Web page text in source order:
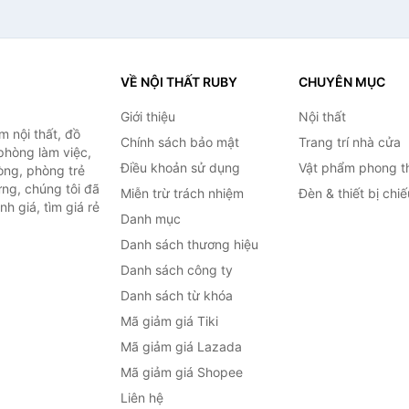
nội thất, đồ
làm việc,
phòng trẻ
chúng tôi đã
giá, tìm giá rẻ
VỀ NỘI THẤT RUBY
Giới thiệu
Chính sách bảo mật
Điều khoản sử dụng
Miễn trừ trách nhiệm
Danh mục
Danh sách thương hiệu
Danh sách công ty
Danh sách từ khóa
Mã giảm giá Tiki
Mã giảm giá Lazada
Mã giảm giá Shopee
Liên hệ
CHUYÊN MỤC
Nội thất
Trang trí nhà cửa
Vật phẩm phong
Đèn & thiết bị